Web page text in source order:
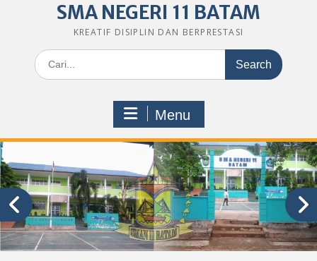
SMA NEGERI 11 BATAM
KREATIF DISIPLIN DAN BERPRESTASI
Search
for:
Menu